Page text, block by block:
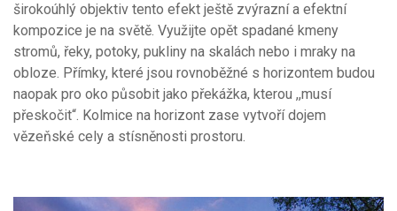
širokoúhlý objektiv tento efekt ještě zvýrazní a efektní
kompozice je na světě. Využijte opět spadané kmeny
stromů, řeky, potoky, pukliny na skalách nebo i mraky na
obloze. Přímky, které jsou rovnoběžné s horizontem budou
naopak pro oko působit jako překážka, kterou ,,musí
přeskočit“. Kolmice na horizont zase vytvoří dojem
vězeňské cely a stísněnosti prostoru.